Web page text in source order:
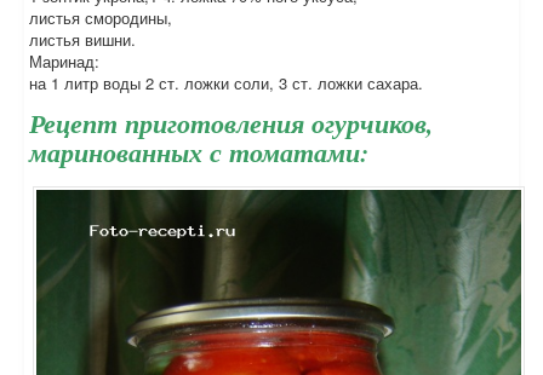
листья смородины,
листья вишни.
Маринад:
на 1 литр воды 2 ст. ложки соли, 3 ст. ложки сахара.
Рецепт приготовления огурчиков,
маринованных с томатами: